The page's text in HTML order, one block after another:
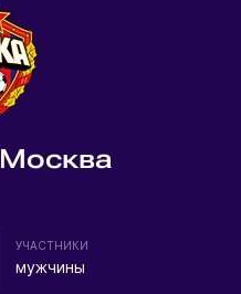
УЧАСТНИКИ
мужчины